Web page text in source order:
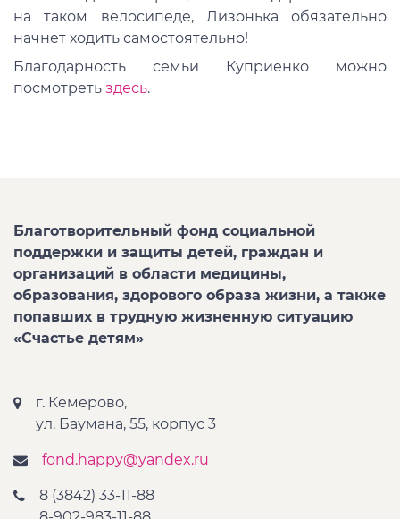
на таком велосипеде, Лизонька обязательно
начнет ходить самостоятельно!
Благодарность семьи Куприенко можно
посмотреть здесь.
Благотворительный фонд социальной
поддержки и защиты детей, граждан и
организаций в области медицины,
образования, здорового образа жизни, а также
попавших в трудную жизненную ситуацию
«Счастье детям»
г. Кемерово,
ул. Баумана, 55, корпус 3
fond.happy@yandex.ru
8 (3842) 33-11-88